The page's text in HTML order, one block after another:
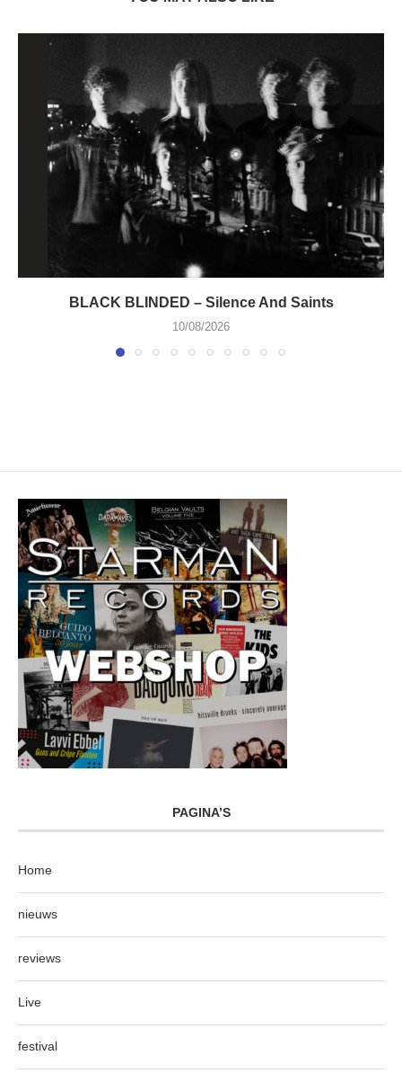
BLACK BLINDED – Silence And Saints
10/08/2026
PAGINA’S
Home
nieuws
reviews
Live
festival